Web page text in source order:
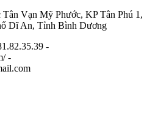
Vạn Mỹ Phước, KP Tân Phú 1,
Dĩ An, Tỉnh Bình Dương
-
-